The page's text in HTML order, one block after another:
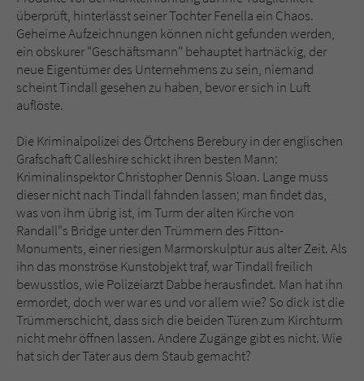
überprüft, hinterlässt seiner Tochter Fenella ein Chaos.
Geheime Aufzeichnungen können nicht gefunden werden,
ein obskurer "Geschäftsmann" behauptet hartnäckig, der
neue Eigentümer des Unternehmens zu sein, niemand
scheint Tindall gesehen zu haben, bevor er sich in Luft
auflöste.
Die Kriminalpolizei des Örtchens Berebury in der englischen
Grafschaft Calleshire schickt ihren besten Mann:
Kriminalinspektor Christopher Dennis Sloan. Lange muss
dieser nicht nach Tindall fahnden lassen; man findet das,
was von ihm übrig ist, im Turm der alten Kirche von
Randall"s Bridge unter den Trümmern des Fitton-
Monuments, einer riesigen Marmorskulptur aus alter Zeit. Als
ihn das monströse Kunstobjekt traf, war Tindall freilich
bewusstlos, wie Polizeiarzt Dabbe herausfindet. Man hat ihn
ermordet, doch wer war es und vor allem wie? So dick ist die
Trümmerschicht, dass sich die beiden Türen zum Kirchturm
nicht mehr öffnen lassen. Andere Zugänge gibt es nicht. Wie
hat sich der Täter aus dem Staub gemacht?
Sicherheitscode des Kontaktformulars zu
überprüfen.